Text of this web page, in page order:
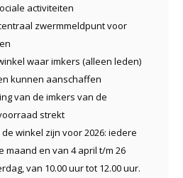
activiteiten
zwermmeldpunt voor
waar imkers (alleen leden)
kunnen aanschaffen
van de imkers van de
strekt
winkel zijn voor 2026: iedere
maand en van 4 april t/m 26
van 10.00 uur tot 12.00 uur.